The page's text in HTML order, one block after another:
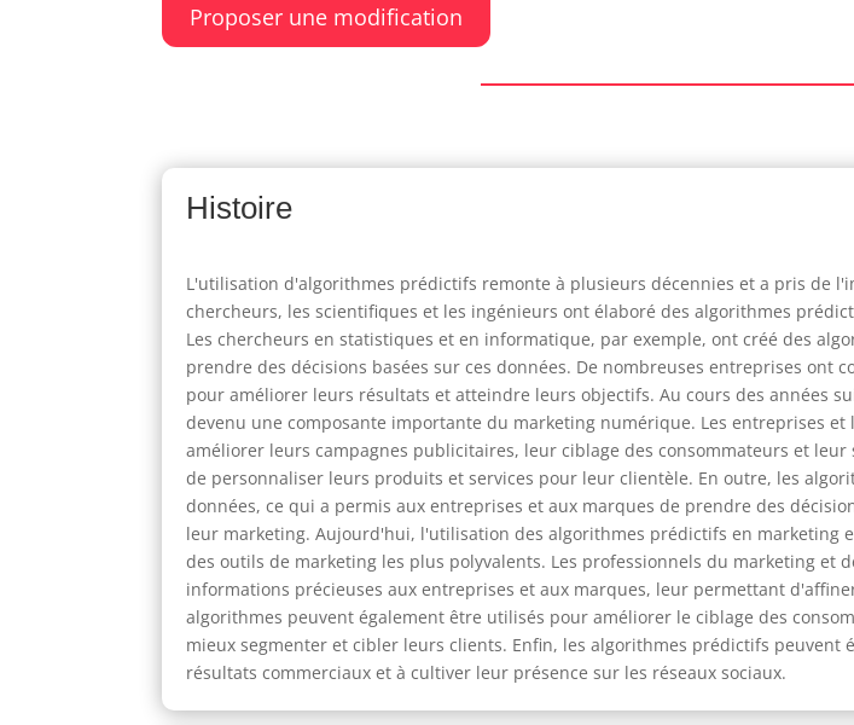
Proposer une modification
Histoire
L'utilisation d'algorithmes prédictifs remonte à plusieurs décennies et a pris de
chercheurs, les scientifiques et les ingénieurs ont élaboré des algorithmes
Les chercheurs en statistiques et en informatique, par exemple, ont créé des
prendre des décisions basées sur ces données. De nombreuses entreprises ont
pour améliorer leurs résultats et atteindre leurs objectifs. Au cours des années
devenu une composante importante du marketing numérique. Les entreprises
améliorer leurs campagnes publicitaires, leur ciblage des consommateurs et
de personnaliser leurs produits et services pour leur clientèle. En outre, les
données, ce qui a permis aux entreprises et aux marques de prendre des
leur marketing. Aujourd'hui, l'utilisation des algorithmes prédictifs en marketing
des outils de marketing les plus polyvalents. Les professionnels du marketing
informations précieuses aux entreprises et aux marques, leur permettant
algorithmes peuvent également être utilisés pour améliorer le ciblage des
mieux segmenter et cibler leurs clients. Enfin, les algorithmes prédictifs
résultats commerciaux et à cultiver leur présence sur les réseaux sociaux.